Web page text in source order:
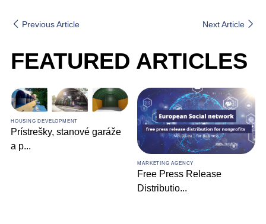
Previous Article Next Article
FEATURED ARTICLES
HOUSING DEVELOPMENT
Prístrešky, stanové garáže
a p...
MARKETING AGENCY
Free Press Release
Distributio...